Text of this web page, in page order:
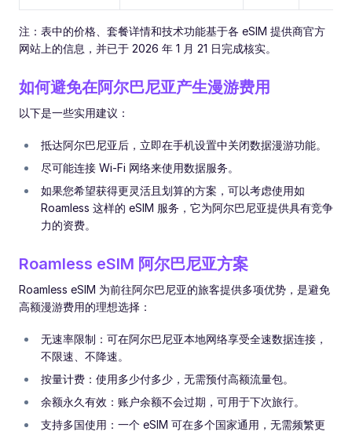
注：表中的价格、套餐详情和技术功能基于各 eSIM 提供商官方
网站上的信息，并已于 2026 年 1 月 21 日完成核实。
如何避免在阿尔巴尼亚产生漫游费用
以下是一些实用建议：
抵达阿尔巴尼亚后，立即在手机设置中关闭数据漫游功能。
尽可能连接 Wi-Fi 网络来使用数据服务。
如果您希望获得更灵活且划算的方案，可以考虑使用如
Roamless 这样的 eSIM 服务，它为阿尔巴尼亚提供具有竞争
力的资费。
Roamless eSIM 阿尔巴尼亚方案
Roamless eSIM 为前往阿尔巴尼亚的旅客提供多项优势，是避免
高额漫游费用的理想选择：
无速率限制：可在阿尔巴尼亚本地网络享受全速数据连接，
不限速、不降速。
按量计费：使用多少付多少，无需预付高额流量包。
余额永久有效：账户余额不会过期，可用于下次旅行。
支持多国使用：一个 eSIM 可在多个国家通用，无需频繁更